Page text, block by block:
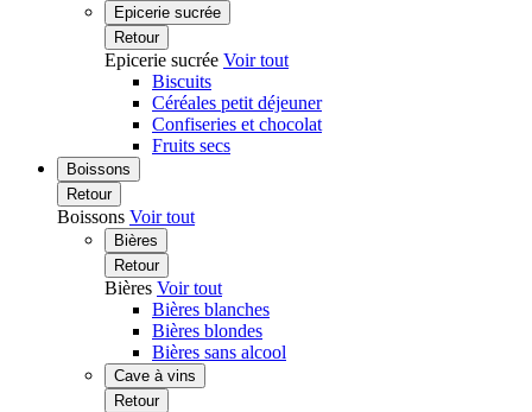
Epicerie sucrée
Retour
Epicerie sucrée Voir tout
Biscuits
Céréales petit déjeuner
Confiseries et chocolat
Fruits secs
Boissons
Retour
Boissons Voir tout
Bières
Retour
Bières Voir tout
Bières blanches
Bières blondes
Bières sans alcool
Cave à vins
Retour